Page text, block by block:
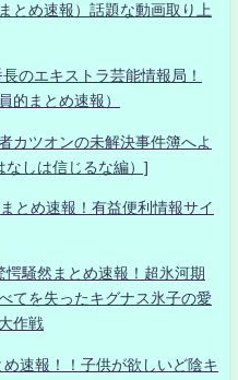
とめ速報）話題な動画取り上
のエキストラ芸能情報局！
的まとめ速報）
カツオンの未解決事件簿へよ
なしは信じるな編）]
め速報！有益便利情報サイ
騒然まとめ速報！超氷河期
てを失ったキグナス氷子の愛
作戦
速報！！子供が欲しいど陰キ